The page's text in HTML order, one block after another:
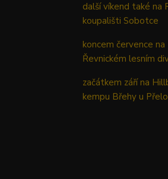
další víkend také na
koupališti Sobotce
koncem července
Řevnickém lesním
začátkem září na
kempu Břehy u